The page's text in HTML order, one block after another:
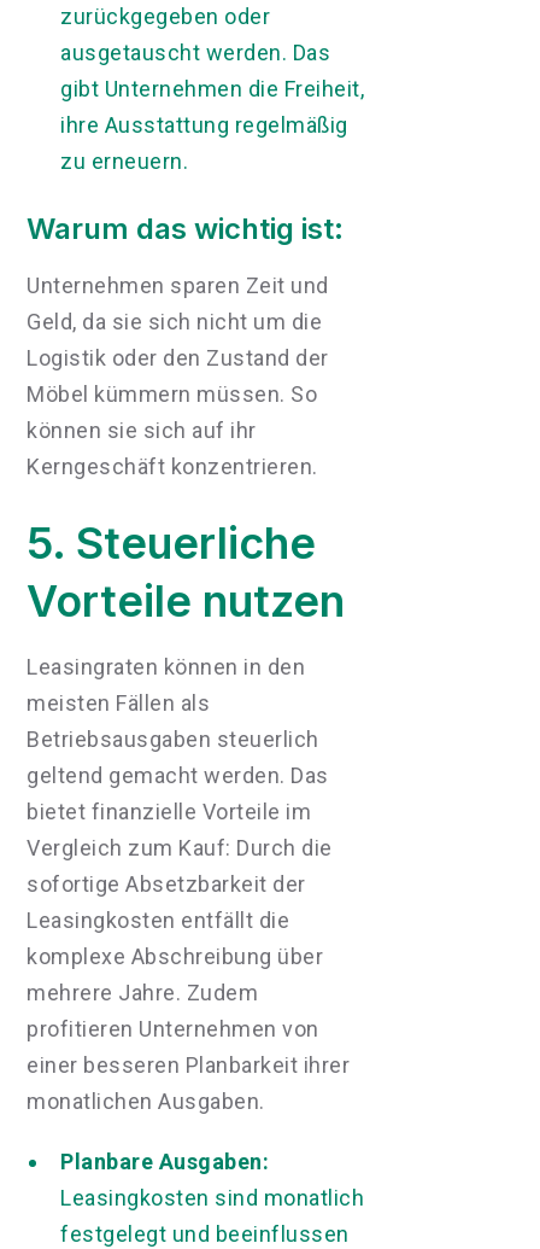
zurückgegeben oder
ausgetauscht werden. Das
gibt Unternehmen die Freiheit,
ihre Ausstattung regelmäßig
zu erneuern.
Warum das wichtig ist:
Unternehmen sparen Zeit und
Geld, da sie sich nicht um die
Logistik oder den Zustand der
Möbel kümmern müssen. So
können sie sich auf ihr
Kerngeschäft konzentrieren.
5. Steuerliche
Vorteile nutzen
Leasingraten können in den
meisten Fällen als
Betriebsausgaben steuerlich
geltend gemacht werden. Das
bietet finanzielle Vorteile im
Vergleich zum Kauf: Durch die
sofortige Absetzbarkeit der
Leasingkosten entfällt die
komplexe Abschreibung über
mehrere Jahre. Zudem
profitieren Unternehmen von
einer besseren Planbarkeit ihrer
monatlichen Ausgaben.
Planbare Ausgaben:
Leasingkosten sind monatlich
festgelegt und beeinflussen